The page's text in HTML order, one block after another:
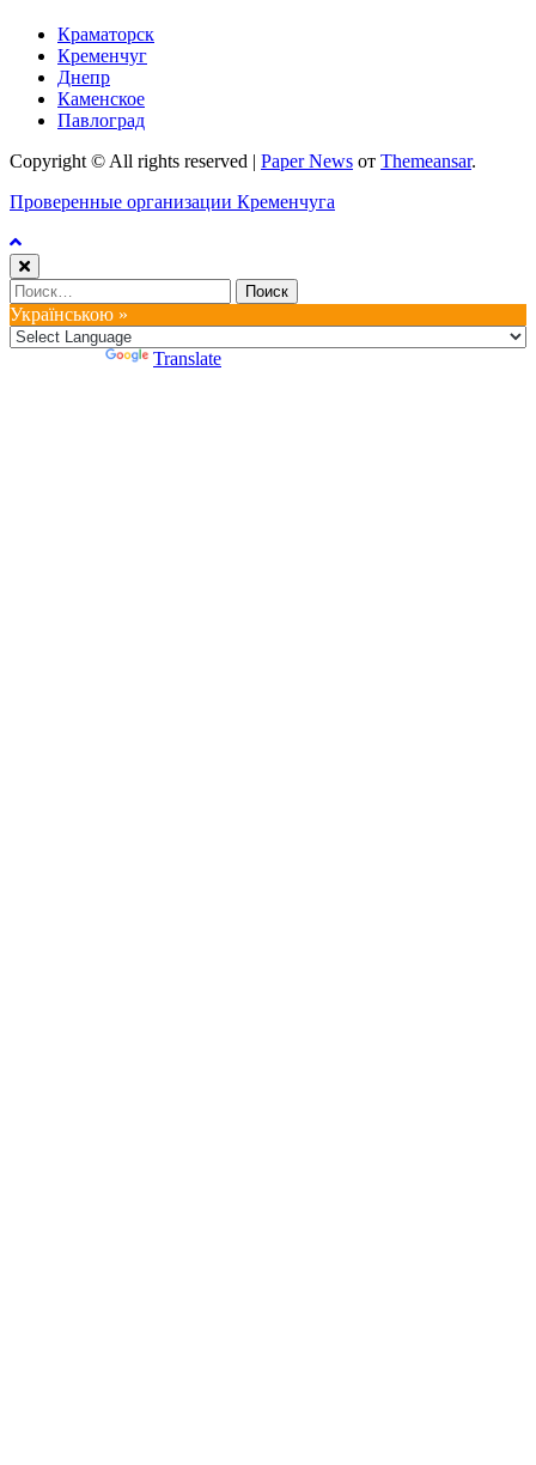
Краматорск
Кременчуг
Днепр
Каменское
Павлоград
Copyright © All rights reserved | Paper News от Themeansar.
Проверенные организации Кременчуга
Найти:
Українською »
Translate